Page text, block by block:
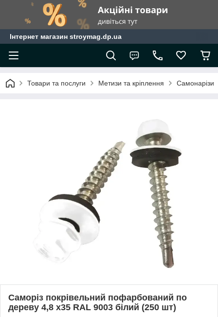
Інтернет магазин stroymag.dp.ua
Товари та послуги Метизи та кріплення Самонарізи
Саморіз покрівельний пофарбований по
дереву 4,8 х35 RAL 9003 білий (250 шт)